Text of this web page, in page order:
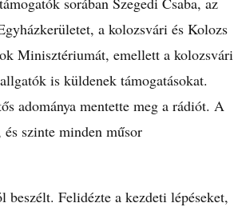
a kolozsvári és Kolozs
Minisztériumát, emellett a kolozsvári
is küldenek támogatásokat.
adománya mentette meg a rádiót. A
szinte minden műsor
Felidézte a kezdeti lépéseket,